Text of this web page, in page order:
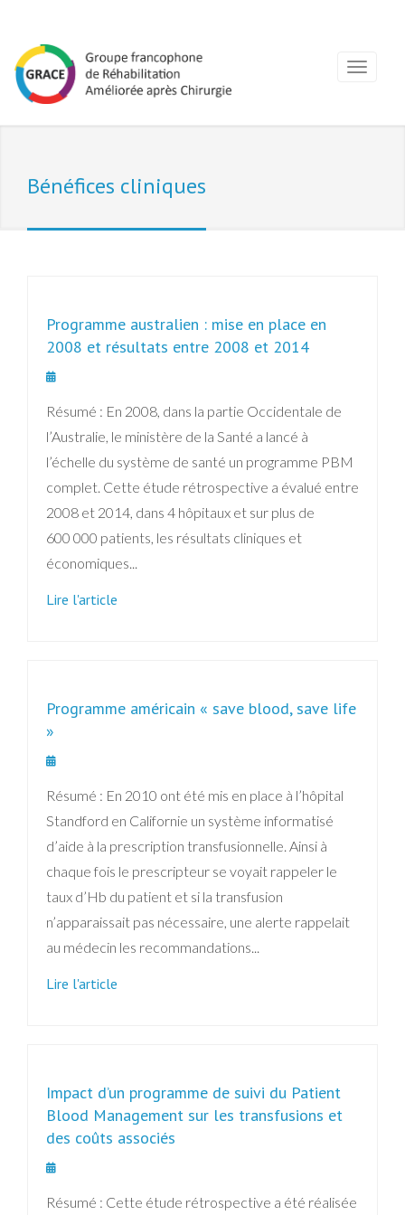
Bénéfices cliniques
Programme australien : mise en place en
2008 et résultats entre 2008 et 2014
Résumé : En 2008, dans la partie Occidentale de
l’Australie, le ministère de la Santé a lancé à
l’échelle du système de santé un programme PBM
complet. Cette étude rétrospective a évalué entre
2008 et 2014, dans 4 hôpitaux et sur plus de
600 000 patients, les résultats cliniques et
économiques...
Lire l'article
Programme américain « save blood, save life
»
Résumé : En 2010 ont été mis en place à l’hôpital
Standford en Californie un système informatisé
d’aide à la prescription transfusionnelle. Ainsi à
chaque fois le prescripteur se voyait rappeler le
taux d’Hb du patient et si la transfusion
n’apparaissait pas nécessaire, une alerte rappelait
au médecin les recommandations...
Lire l'article
Impact d’un programme de suivi du Patient
Blood Management sur les transfusions et
des coûts associés
Résumé : Cette étude rétrospective a été réalisée